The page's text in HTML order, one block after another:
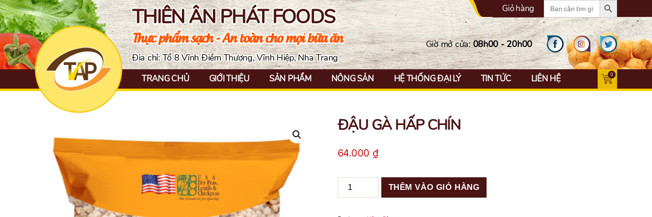
THIÊN ÂN PHÁT FOODS
Thực phẩm sạch - An toàn cho mọi bữa ăn
Địa chỉ: Tổ 8 Vĩnh Điềm Thượng, Vĩnh Hiệp, Nha Trang
Giỏ hàng Search
for:
Giờ mở cửa:08h00 - 20h00
TRANG CHỦ GIỚI THIỆU SẢN PHẨM NÔNG SẢN HỆ THỐNG ĐẠI LÝ TIN TỨC LIÊN HỆ 0
ĐẬU GÀ HẤP CHÍN
64.000 ₫
ĐẬU
GÀ
CHÍN
THÊM VÀO GIỎ HÀNG